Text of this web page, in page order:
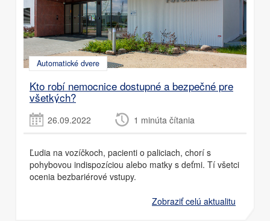
Automatické dvere
Kto robí nemocnice dostupné a bezpečné pre
všetkých?
26.09.2022 1 minúta čítania
Ľudia na vozíčkoch, pacienti o paliciach, chorí s
pohybovou indispozíciou alebo matky s deťmi. Tí všetci
ocenia bezbariérové vstupy.
Zobraziť celú aktualitu